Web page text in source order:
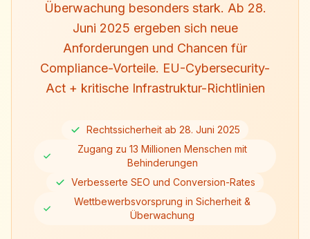
Überwachung besonders stark. Ab 28.
Juni 2025 ergeben sich neue
Anforderungen und Chancen für
Compliance-Vorteile. EU-Cybersecurity-
Act + kritische Infrastruktur-Richtlinien
Rechtssicherheit ab 28. Juni 2025
Zugang zu 13 Millionen Menschen mit
Behinderungen
Verbesserte SEO und Conversion-Rates
Wettbewerbsvorsprung in Sicherheit &
Überwachung